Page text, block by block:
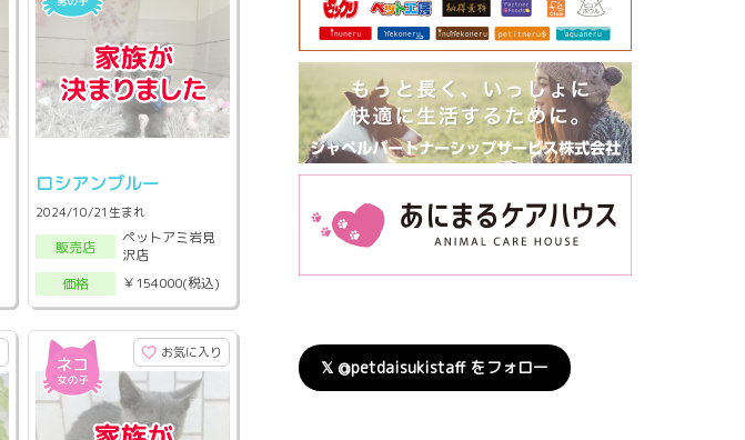
ロシアンブルー
2024/10/21生まれ
販売店
ペットアミ岩見
沢店
価格
￥154000(税込)
お気に入り
𝕏 @petdaisukistaff をフォロー